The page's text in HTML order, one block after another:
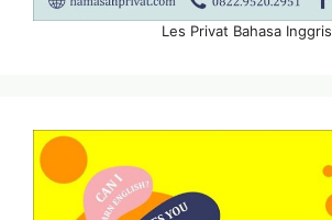
Les Privat Bahasa Inggris